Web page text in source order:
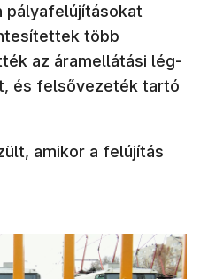
pályafelújításokat
több
az áramellátási lég-
és felsővezeték tartó
amikor a felújítás